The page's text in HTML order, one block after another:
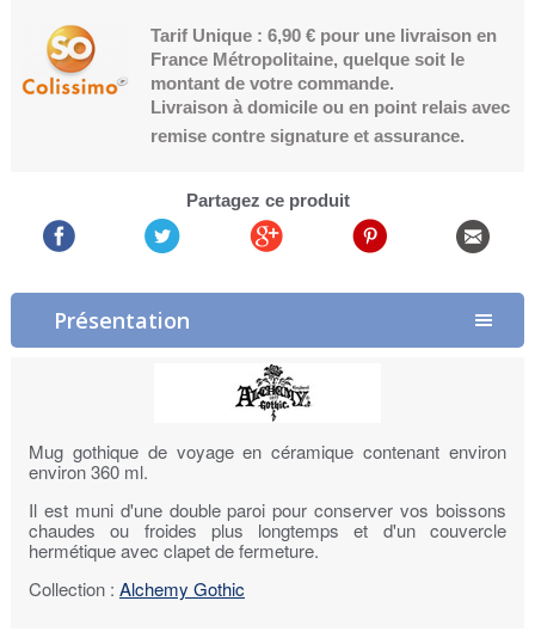
Tarif Unique : 6,90 € pour une livraison en
France Métropolitaine, quelque soit le
montant de votre commande.
Livraison à domicile ou en point relais avec
remise contre signature et assurance.
Partagez ce produit
Présentation
Mug gothique de voyage en céramique contenant environ
environ 360 ml.
Il est muni d'une double paroi pour conserver vos boissons
chaudes ou froides plus longtemps et d'un couvercle
hermétique avec clapet de fermeture.
Collection : Alchemy Gothic